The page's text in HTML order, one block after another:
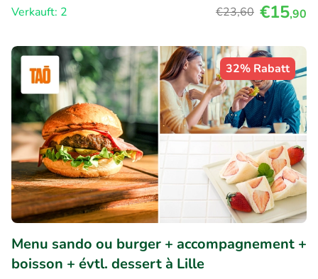
Verkauft: 2
€23,60 €15,90
32% Rabatt
Menu sando ou burger + accompagnement +
boisson + évtl. dessert à Lille